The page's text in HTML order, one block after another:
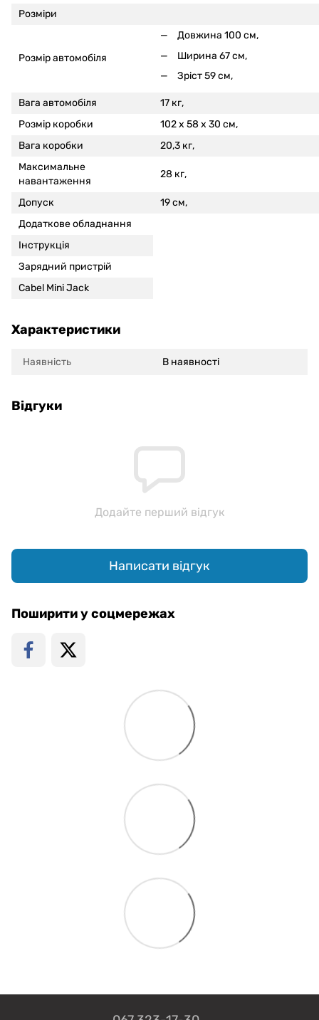
Розміри
Розмір автомобіля
Довжина 100 см,
Ширина 67 см,
Зріст 59 см,
Вага автомобіля
17 кг,
Розмір коробки
102 x 58 x 30 см,
Вага коробки
20,3 кг,
Максимальне
навантаження
28 кг,
Допуск
19 см,
Додаткове обладнання
Інструкція
Зарядний пристрій
Cabel Mini Jack
Характеристики
Наявність В наявності
Відгуки
Додайте перший відгук
Написати відгук
Поширити у соцмережах